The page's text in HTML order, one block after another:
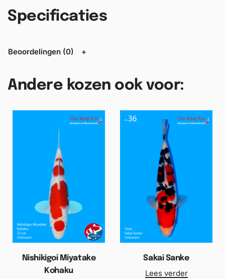
Specificaties
Beoordelingen (0)
Andere kozen ook voor:
Nishikigoi Miyatake
Kohaku
Sakai Sanke
Lees verder